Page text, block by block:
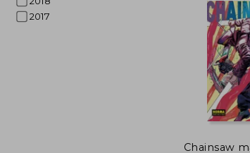
2017
Chainsaw